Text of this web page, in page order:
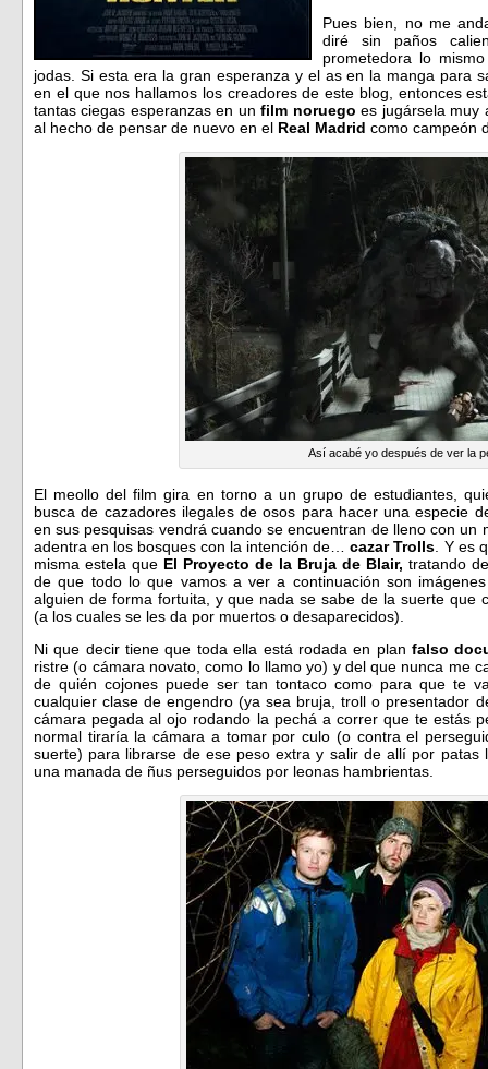
Pues bien, no me
diré sin paños
prometedora lo
jodas. Si esta era la gran esperanza y el as en la manga para
en el que nos hallamos los creadores de este blog, entonces
tantas ciegas esperanzas en un film noruego es jugársela muy
al hecho de pensar de nuevo en el Real Madrid como campeón
Así acabé yo después de ver la
El meollo del film gira en torno a un grupo de estudiantes,
busca de cazadores ilegales de osos para hacer una especie
en sus pesquisas vendrá cuando se encuentran de lleno con un
adentra en los bosques con la intención de…cazar Trolls . Y es
misma estela que El Proyecto de la Bruja de Blair, tratando
de que todo lo que vamos a ver a continuación son
alguien de forma fortuita, y que nada se sabe de la suerte que
(a los cuales se les da por muertos o desaparecidos).
Ni que decir tiene que toda ella está rodada en plan falso
ristre (o cámara novato, como lo llamo yo) y del que nunca me
de quién cojones puede ser tan tontaco como para que te
cualquier clase de engendro (ya sea bruja, troll o presentador
cámara pegada al ojo rodando la pechá a correr que te estás
normal tiraría la cámara a tomar por culo (o contra el
suerte) para librarse de ese peso extra y salir de allí por patas
una manada de ñus perseguidos por leonas hambrientas.